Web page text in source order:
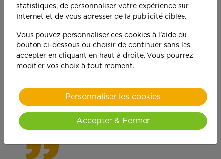
On est toujours plus
performant
quand on y met du
cœur !
statistiques, de personnaliser votre expérience sur
Internet et de vous adresser de la publicité ciblée.
Vous pouvez personnaliser ces cookies à l'aide du
bouton ci-dessous ou choisir de continuer sans les
accepter en cliquant en haut à droite. Vous pourrez
modifier vos choix à tout moment.
Personnaliser les cookies
Accepter & Fermer